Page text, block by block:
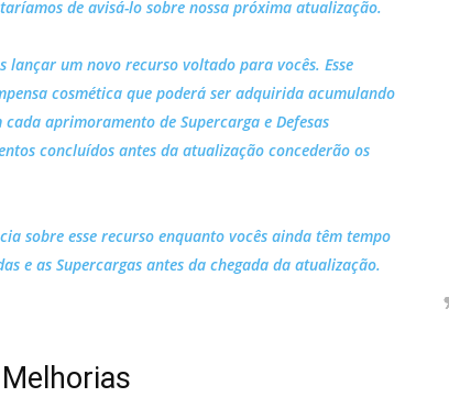
de avisá-lo sobre nossa próxima atualização.
um novo recurso voltado para vocês. Esse
cosmética que poderá ser adquirida acumulando
aprimoramento de Supercarga e Defesas
concluídos antes da atualização concederão os
sobre esse recurso enquanto vocês ainda têm tempo
e as Supercargas antes da chegada da atualização.